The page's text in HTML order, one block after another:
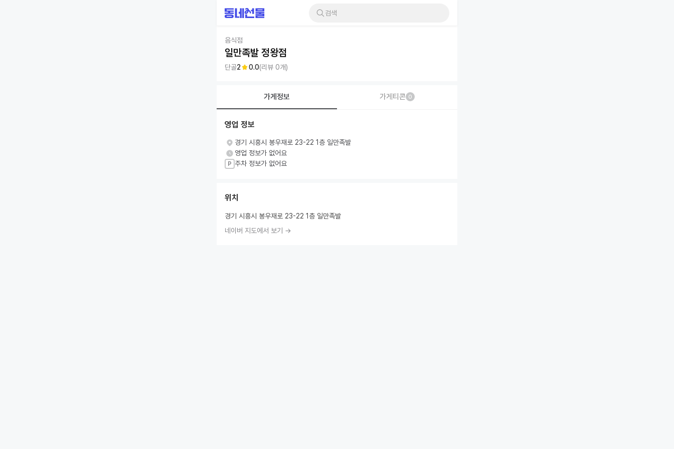
검색
음식점
일만족발 정왕점
단골2 0.0(리뷰 0개)
가게정보 가게티콘 0
영업 정보
경기 시흥시 봉우재로 23-22 1층 일만족발
영업 정보가 없어요
P 주차 정보가 없어요
위치
경기 시흥시 봉우재로 23-22 1층 일만족발
네이버 지도에서 보기 →